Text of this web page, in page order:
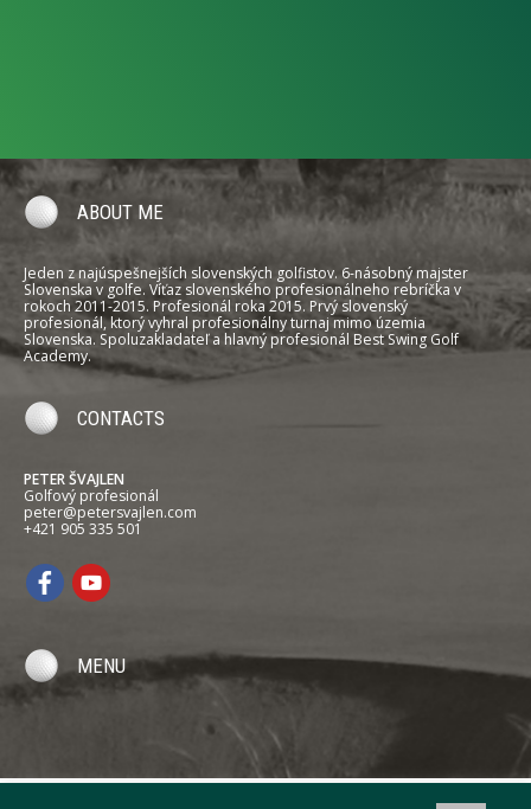
ABOUT ME
Jeden z najúspešnejších slovenských golfistov. 6-násobný majster
Slovenska v golfe. Víťaz slovenského profesionálneho rebríčka v
rokoch 2011-2015. Profesionál roka 2015. Prvý slovenský
profesionál, ktorý vyhral profesionálny turnaj mimo územia
Slovenska. Spoluzakladateľ a hlavný profesionál Best Swing Golf
Academy.
CONTACTS
PETER ŠVAJLEN
Golfový profesionál
peter@petersvajlen.com
+421 905 335 501
MENU